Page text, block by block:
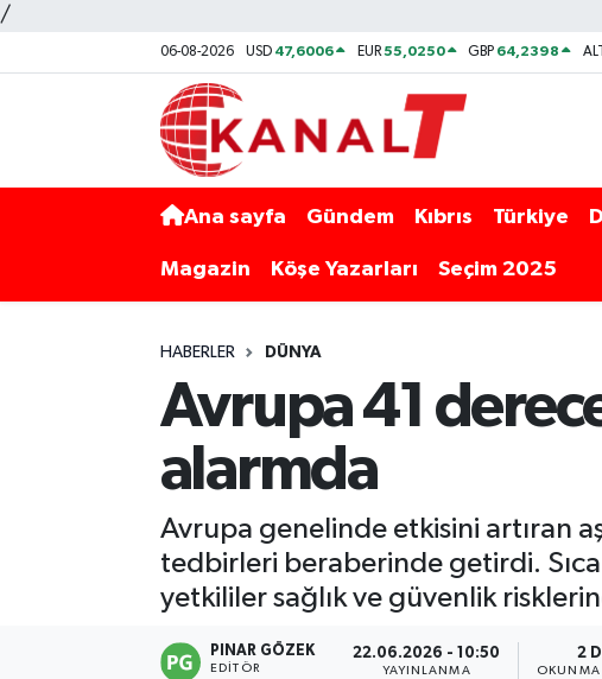
/
06-08-2026 USD 47,6006 EUR55,0250 GBP 64,2398
Ana sayfa Gündem Kıbrıs Türkiye
Magazin Köşe Yazarları Seçim 2025
HABERLER DÜNYA
Avrupa 41
alarmda
Avrupa genelinde etkisini artıran
tedbirleri beraberinde getirdi.
yetkililer sağlık ve güvenlik
PINAR GÖZEK
EDITÖR
22.06.2026 - 10:50
YAYINLANMA
2
OKUNMA